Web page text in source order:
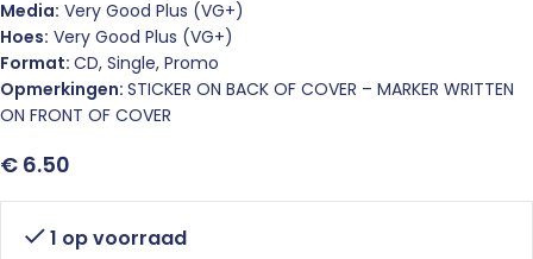
Media: Very Good Plus (VG+)
Hoes: Very Good Plus (VG+)
Format: CD, Single, Promo
Opmerkingen: STICKER ON BACK OF COVER – MARKER WRITTEN
ON FRONT OF COVER
€ 6.50
1 op voorraad